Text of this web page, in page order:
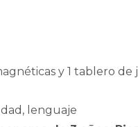
y 1 tablero de
lenguaje